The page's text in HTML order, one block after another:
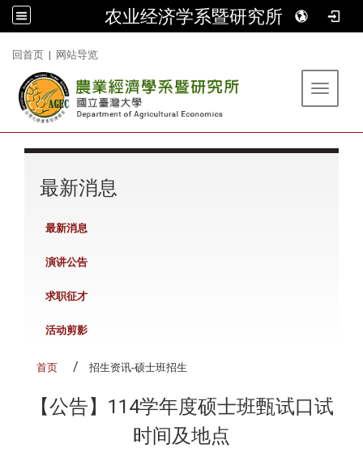
农业经济学系暨研究所
回首页 | 网站导览
Toggle
最新消息
最新消息
演讲公告
求职征才
活动剪影
首页 招生资讯-硕士班招生
【公告】114学年度硕士班甄试口试
时间及地点